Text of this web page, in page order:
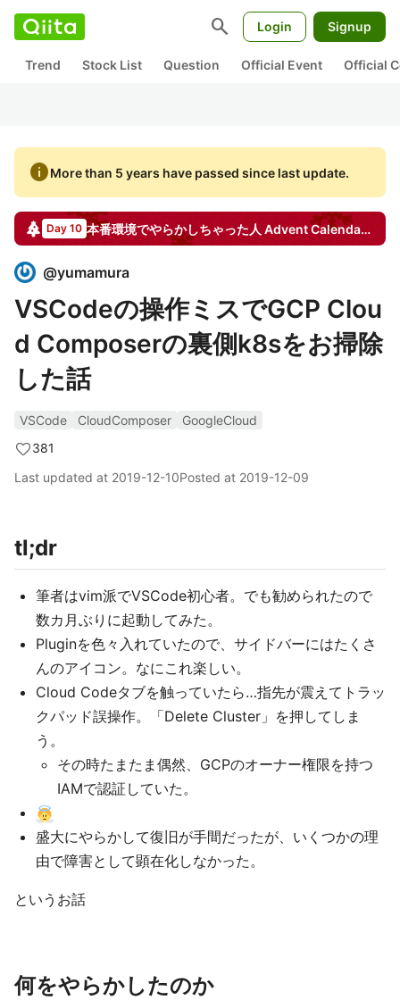
search Login Signup
Trend Stock List Question Official Event Official
infoMore than 5 years have passed since last update.
Day 10 本番環境でやらかしちゃった人 Advent Calendar 2019
@yumamura
VSCodeの操作ミスでGCP Clou
d Composerの裏側k8sをお掃除
した話
VSCode CloudComposer
GoogleCloud
381
Last updated at 2019-12-10Posted at 2019-12-09
tl;dr
筆者はvim派でVSCode初心者。でも勧められたので
数カ月ぶりに起動してみた。
Pluginを色々入れていたので、サイドバーにはたくさ
んのアイコン。なにこれ楽しい。
Cloud Codeタブを触っていたら…指先が震えてトラッ
クパッド誤操作。「Delete Cluster」を押してしま
う。
その時たまたま偶然、GCPのオーナー権限を持つ
IAMで認証していた。
盛大にやらかして復旧が手間だったが、いくつかの理
由で障害として顕在化しなかった。
というお話
何をやらかしたのか